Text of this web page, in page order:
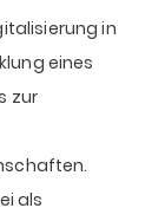
in
eines
zur
als